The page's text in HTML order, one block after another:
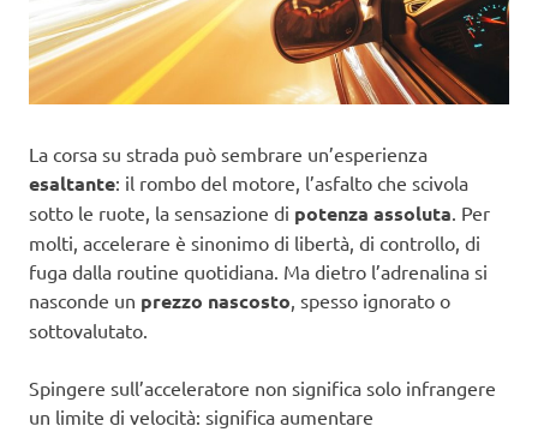
La corsa su strada può sembrare un’esperienza
esaltante: il rombo del motore, l’asfalto che scivola
sotto le ruote, la sensazione di potenza assoluta. Per
molti, accelerare è sinonimo di libertà, di controllo, di
fuga dalla routine quotidiana. Ma dietro l’adrenalina si
nasconde un prezzo nascosto, spesso ignorato o
sottovalutato.
Spingere sull’acceleratore non significa solo infrangere
un limite di velocità: significa aumentare